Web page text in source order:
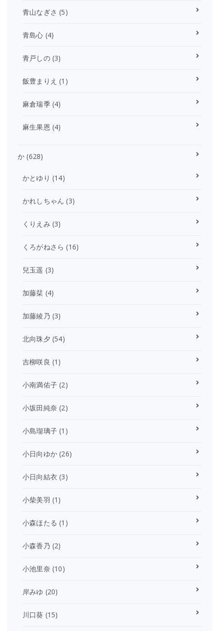
青山なぎさ (5)
青島心 (4)
青戸しの(3)
飯豊まりえ (1)
麻倉瑞季(4)
麻生果恩 (4)
か (628)
かとゆり (14)
かれしちゃん (3)
くりえみ (3)
くろがねさら (16)
兒玉遥 (3)
加藤栞 (4)
加藤綾乃 (3)
北向珠夕 (54)
吉柳咲良 (1)
小南満佑子 (2)
小坂田純奈 (2)
小島瑠璃子 (1)
小日向ゆか (26)
小日向結衣 (3)
小柴美羽 (1)
小森ほたる (1)
小森香乃 (2)
小池里奈 (10)
岸みゆ (20)
川口葵 (15)